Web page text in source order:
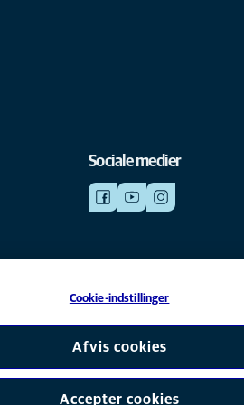
Sociale medier
af Mars, Inc © 2026
Cookie-indstillinger
Afvis cookies
Accepter cookies